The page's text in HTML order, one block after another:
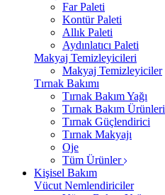
Far Paleti
Kontür Paleti
Allık Paleti
Aydınlatıcı Paleti
Makyaj Temizleyicileri
Makyaj Temizleyiciler
Tırnak Bakımı
Tırnak Bakım Yağı
Tırnak Bakım Ürünleri
Tırnak Güçlendirici
Tırnak Makyajı
Oje
Tüm Ürünler
Kişisel Bakım
Vücut Nemlendiriciler